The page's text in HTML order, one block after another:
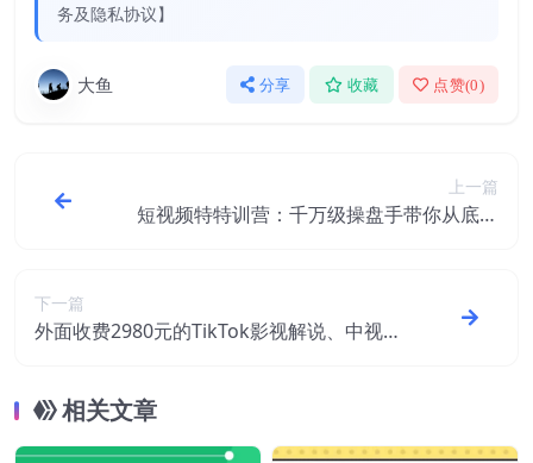
务及隐私协议】
大鱼 分享 收藏 点赞(0)
上一篇
短视频特特训营：千万级操盘手带你从底层
下一篇
外面收费2980元的TikTok影视解说、中视频
相关文章